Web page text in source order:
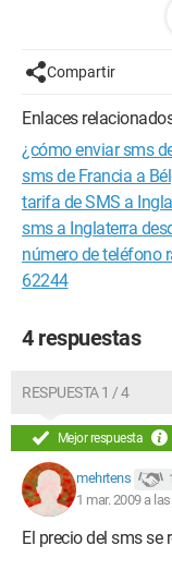
Compartir
Enlaces
¿cómo enviar sms
sms de Francia a
tarifa de SMS a
sms a Inglaterra
número de teléfono
62244
4 respuestas
RESPUESTA 1 / 4
Mejor respuesta
mehrtens
1 mar. 2009 a
El precio del sms se